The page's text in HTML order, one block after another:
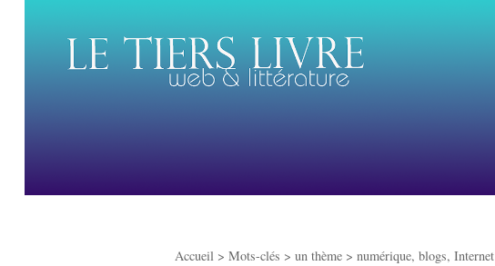
Accueil > Mots-clés > un thème > numérique, blogs, Internet